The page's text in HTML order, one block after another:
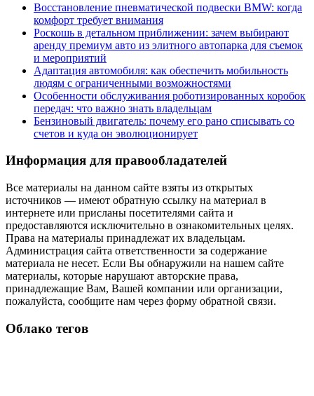
Восстановление пневматической подвески BMW: когда
комфорт требует внимания
Роскошь в детальном приближении: зачем выбирают
аренду премиум авто из элитного автопарка для съемок
и мероприятий
Адаптация автомобиля: как обеспечить мобильность
людям с ограниченными возможностями
Особенности обслуживания роботизированных коробок
передач: что важно знать владельцам
Бензиновый двигатель: почему его рано списывать со
счетов и куда он эволюционирует
Информация для правообладателей
Все материалы на данном сайте взяты из открытых
источников — имеют обратную ссылку на материал в
интернете или присланы посетителями сайта и
предоставляются исключительно в ознакомительных целях.
Права на материалы принадлежат их владельцам.
Администрация сайта ответственности за содержание
материала не несет. Если Вы обнаружили на нашем сайте
материалы, которые нарушают авторские права,
принадлежащие Вам, Вашей компании или организации,
пожалуйста, сообщите нам через форму обратной связи.
Облако тегов